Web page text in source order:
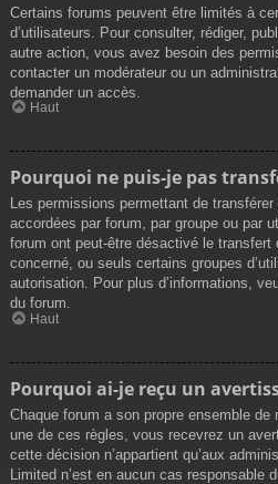
Certains forums peuvent être limités à
d’utilisateurs. Pour consulter, rédiger,
autre action, vous avez besoin des
contacter un modérateur ou un
demander un accès.
Haut
Pourquoi ne puis-je pas
Les permissions permettant de
accordées par forum, par groupe ou par
forum ont peut-être désactivé le
concerné, ou seuls certains groupes
autorisation. Pour plus d’informations,
du forum.
Haut
Pourquoi ai-je reçu un
Chaque forum a son propre ensemble
une de ces règles, vous recevrez un
cette décision n’appartient qu’aux
Limited n’est en aucun cas responsable